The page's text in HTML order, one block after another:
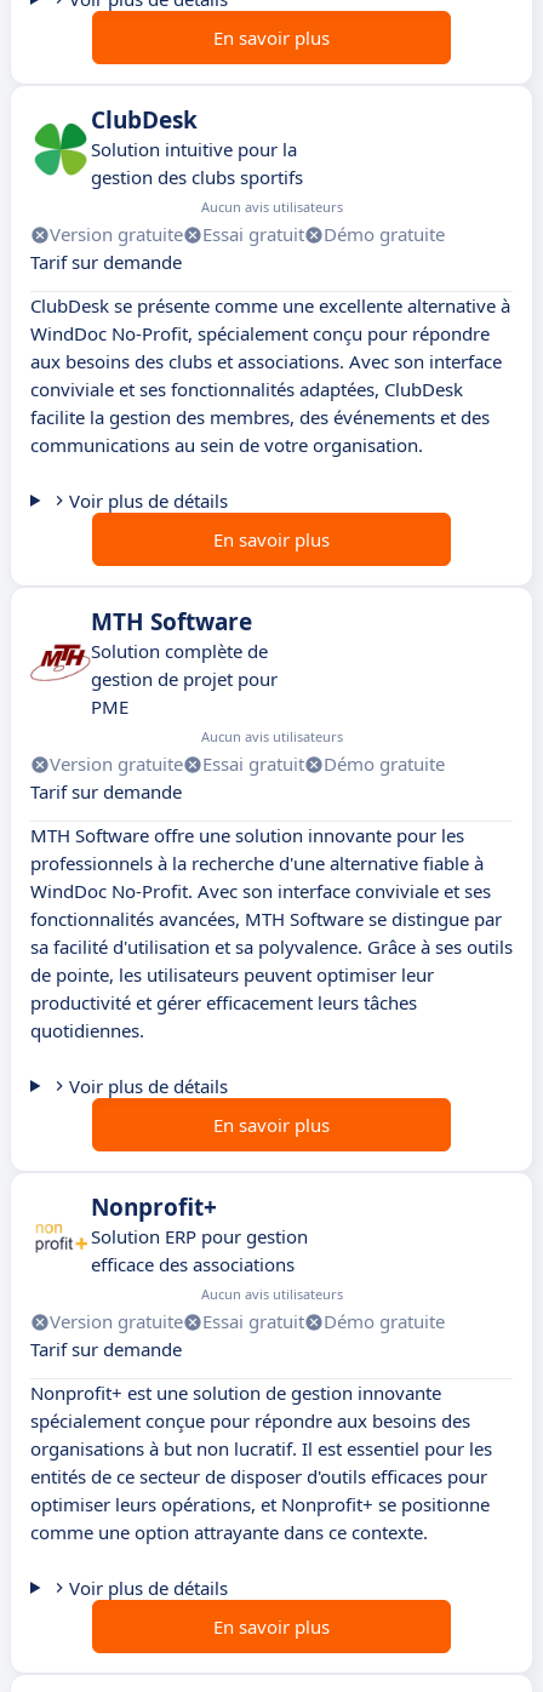
En savoir plus
ClubDesk
Solution intuitive pour la
gestion des clubs sportifs
Aucun avis utilisateurs
Version gratuite Essai gratuit
Démo gratuite
Tarif sur demande
ClubDesk se présente comme une excellente alternative à
WindDoc No-Profit, spécialement conçu pour répondre
aux besoins des clubs et associations. Avec son interface
conviviale et ses fonctionnalités adaptées, ClubDesk
facilite la gestion des membres, des événements et des
communications au sein de votre organisation.
Voir plus de détails
En savoir plus
MTH Software
Solution complète de
gestion de projet pour
PME
Aucun avis utilisateurs
Version gratuite Essai gratuit
Démo gratuite
Tarif sur demande
MTH Software offre une solution innovante pour les
professionnels à la recherche d'une alternative fiable à
WindDoc No-Profit. Avec son interface conviviale et ses
fonctionnalités avancées, MTH Software se distingue par
sa facilité d'utilisation et sa polyvalence. Grâce à ses outils
de pointe, les utilisateurs peuvent optimiser leur
productivité et gérer efficacement leurs tâches
quotidiennes.
Voir plus de détails
En savoir plus
Nonprofit+
Solution ERP pour gestion
efficace des associations
Aucun avis utilisateurs
Version gratuite Essai gratuit
Démo gratuite
Tarif sur demande
Nonprofit+ est une solution de gestion innovante
spécialement conçue pour répondre aux besoins des
organisations à but non lucratif. Il est essentiel pour les
entités de ce secteur de disposer d'outils efficaces pour
optimiser leurs opérations, et Nonprofit+ se positionne
comme une option attrayante dans ce contexte.
Voir plus de détails
En savoir plus